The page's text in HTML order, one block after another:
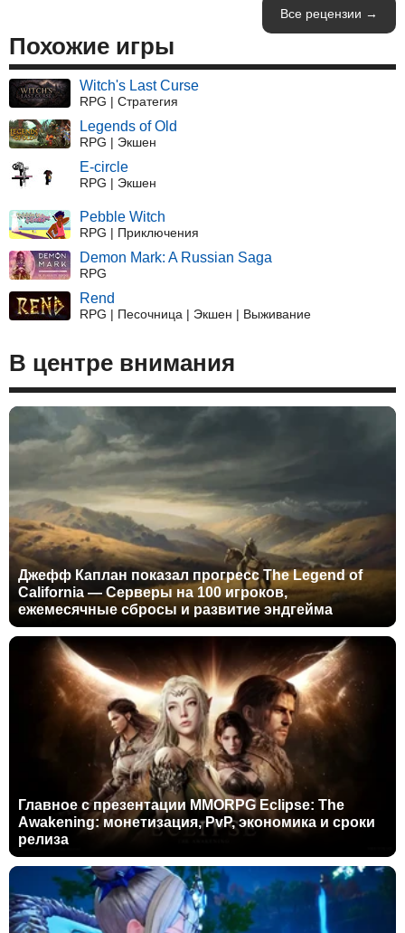
Все рецензии →
Похожие игры
Witch's Last Curse
RPG | Стратегия
Legends of Old
RPG | Экшен
E-circle
RPG | Экшен
Pebble Witch
RPG | Приключения
Demon Mark: A Russian Saga
RPG
Rend
RPG | Песочница | Экшен | Выживание
В центре внимания
Джефф Каплан показал прогресс The Legend of
California — Серверы на 100 игроков,
ежемесячные сбросы и развитие эндгейма
Главное с презентации MMORPG Eclipse: The
Awakening: монетизация, PvP, экономика и сроки
релиза